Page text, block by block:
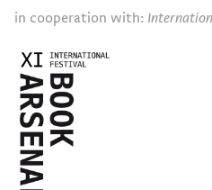
in cooperation with: